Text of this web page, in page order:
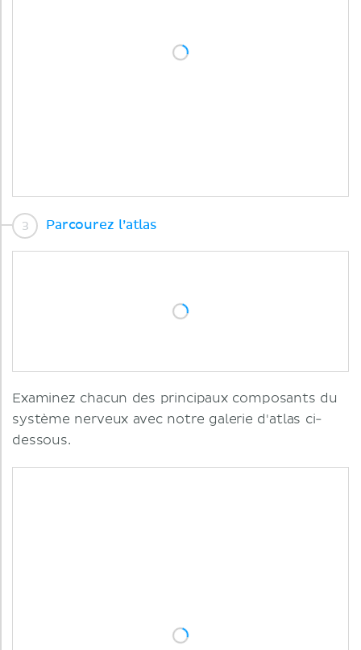
Parcourez l’atlas
Examinez chacun des principaux composants du
système nerveux avec notre galerie d'atlas ci-
dessous.